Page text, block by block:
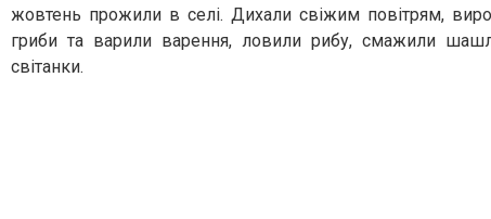
жовтень прожили в селі. Дихали свіжим повітрям,
гриби та варили варення, ловили рибу, смажили
світанки.